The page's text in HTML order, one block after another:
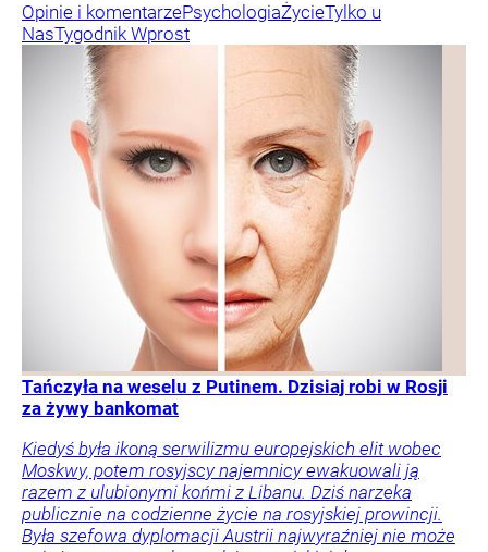
Opinie i komentarzePsychologiaŻycieTylko u
NasTygodnik Wprost
Tańczyła na weselu z Putinem. Dzisiaj robi w Rosji
za żywy bankomat
Kiedyś była ikoną serwilizmu europejskich elit wobec
Moskwy, potem rosyjscy najemnicy ewakuowali ją
razem z ulubionymi końmi z Libanu. Dziś narzeka
publicznie na codzienne życie na rosyjskiej prowincji.
Była szefowa dyplomacji Austrii najwyraźniej nie może